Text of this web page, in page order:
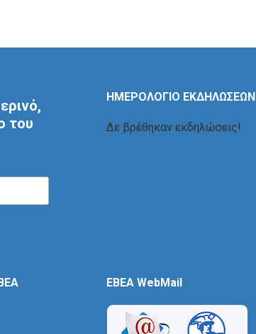
του
ΗΜΕΡΟΛΟΓΙΟ ΕΚΔΗΛΩΣΕΩΝ
Δε βρέθηκαν εκδηλώσεις!
EBEA WebMail